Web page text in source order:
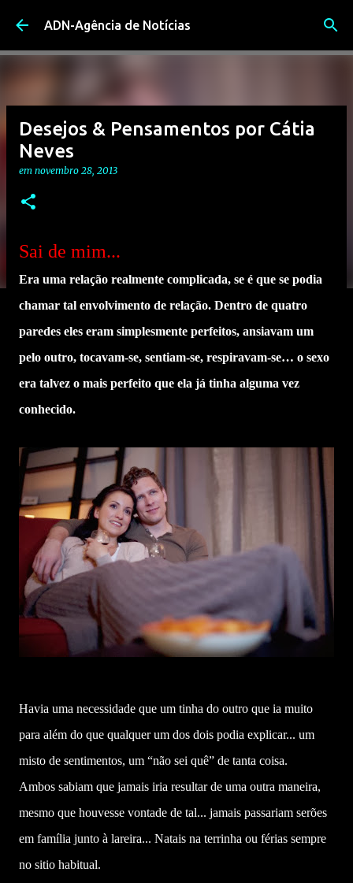
Avançar para o conteúdo principal
ADN-Agência de Notícias
Desejos & Pensamentos por Cátia
Neves
em novembro 28, 2013
Sai de mim...
Era uma relação realmente complicada, se é que se podia
chamar tal envolvimento de relação. Dentro de quatro
paredes eles eram simplesmente perfeitos, ansiavam um
pelo outro, tocavam-se, sentiam-se, respiravam-se… o sexo
era talvez o mais perfeito que ela já tinha alguma vez
conhecido.
Havia uma necessidade que um tinha do outro que ia muito
para além do que qualquer um dos dois podia explicar... um
misto de sentimentos, um “não sei quê” de tanta coisa.
Ambos sabiam que jamais iria resultar de uma outra maneira,
mesmo que houvesse vontade de tal... jamais passariam serões
em família junto à lareira... Natais na terrinha ou férias sempre
no sitio habitual.